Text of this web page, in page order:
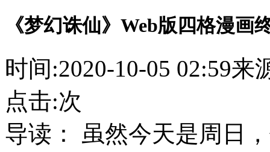
《梦幻诛仙》Web版四格漫画
时间:2020-10-05 02:59
点击:次
导读： 虽然今天是周日